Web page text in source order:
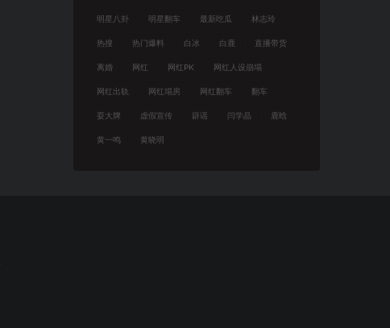
明星八卦 明星翻车 最新吃瓜 林志玲
热搜 热门爆料 白冰 白鹿 直播带货
离婚 网红 网红PK 网红人设崩塌
网红出轨 网红塌房 网红翻车 翻车
耍大牌 虚假宣传 辟谣 闫学晶 鹿晗
黄一鸣 黄晓明